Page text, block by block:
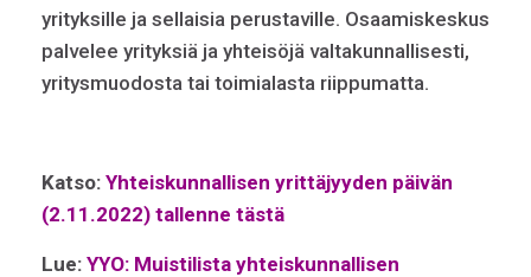
yrityksille ja sellaisia perustaville. Osaamiskeskus
palvelee yrityksiä ja yhteisöjä valtakunnallisesti,
yritysmuodosta tai toimialasta riippumatta.
Katso: Yhteiskunnallisen yrittäjyyden päivän
(2.11.2022) tallenne tästä
Lue: YYO: Muistilista yhteiskunnallisen